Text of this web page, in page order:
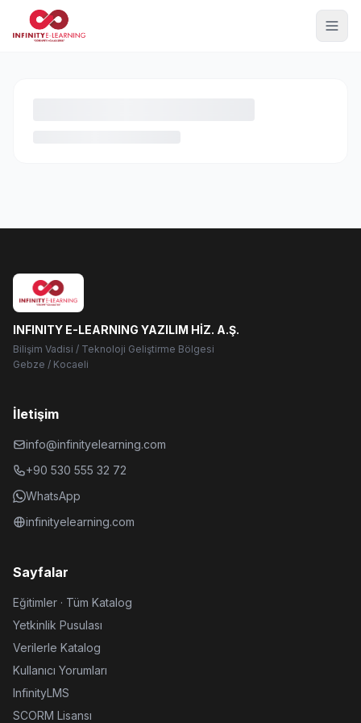
INFINITY E-LEARNING YAZILIM HİZ. A.Ş.
Bilişim Vadisi / Teknoloji Geliştirme Bölgesi
Gebze / Kocaeli
İletişim
info@infinityelearning.com
+90 530 555 32 72
WhatsApp
infinityelearning.com
Sayfalar
Eğitimler · Tüm Katalog
Yetkinlik Pusulası
Verilerle Katalog
Kullanıcı Yorumları
InfinityLMS
SCORM Lisansı